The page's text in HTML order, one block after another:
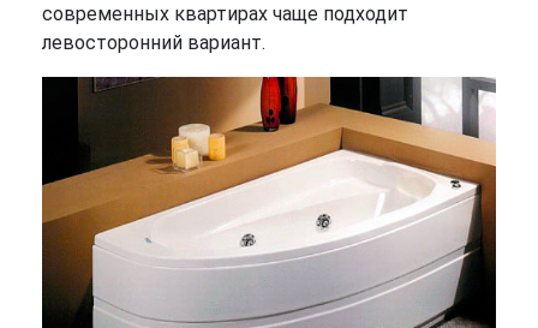
современных квартирах чаще подходит
левосторонний вариант.